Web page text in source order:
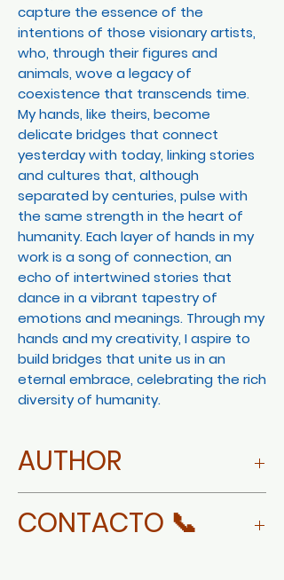
capture the essence of the
intentions of those visionary artists,
who, through their figures and
animals, wove a legacy of
coexistence that transcends time.
My hands, like theirs, become
delicate bridges that connect
yesterday with today, linking stories
and cultures that, although
separated by centuries, pulse with
the same strength in the heart of
humanity. Each layer of hands in my
work is a song of connection, an
echo of intertwined stories that
dance in a vibrant tapestry of
emotions and meanings. Through my
hands and my creativity, I aspire to
build bridges that unite us in an
eternal embrace, celebrating the rich
diversity of humanity.
AUTHOR
CONTACTO 📞